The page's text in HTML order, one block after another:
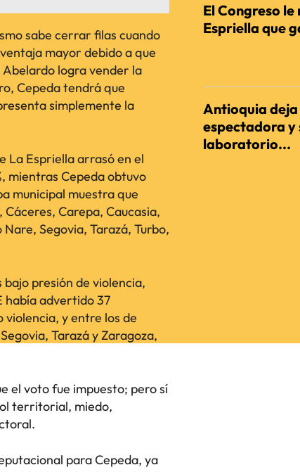
sabe cerrar filas cuando
mayor debido a que
logra vender la
Cepeda tendrá que
simplemente la
La Espriella arrasó en el
mientras Cepeda obtuvo
municipal muestra que
Carepa, Caucasia,
Segovia, Tarazá, Turbo,
presión de violencia,
había advertido 37
violencia, y entre los de
Tarazá y Zaragoza,
el voto fue impuesto; pero sí
territorial, miedo,
para Cepeda, ya
El Congreso
Espriella que
Antioquia deja
espectadora y
laboratorio...